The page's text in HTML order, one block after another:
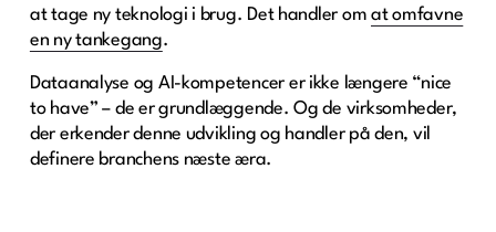
at tage ny teknologi i brug. Det handler om at omfavne
en ny tankegang.
Dataanalyse og AI-kompetencer er ikke længere “nice
to have” – de er grundlæggende. Og de virksomheder,
der erkender denne udvikling og handler på den, vil
definere branchens næste æra.